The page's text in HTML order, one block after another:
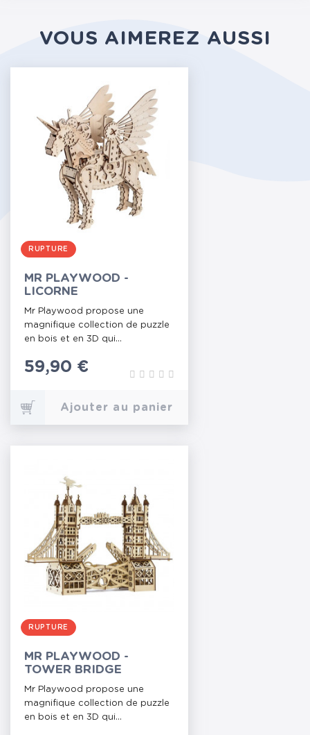
VOUS AIMEREZ AUSSI
RUPTURE
MR PLAYWOOD -
LICORNE
Mr Playwood propose une
magnifique collection de puzzle
en bois et en 3D qui...
Prix
59,90 €
Ajouter au panier
RUPTURE
MR PLAYWOOD -
TOWER BRIDGE
Mr Playwood propose une
magnifique collection de puzzle
en bois et en 3D qui...